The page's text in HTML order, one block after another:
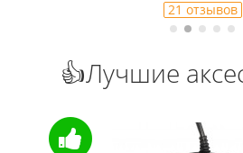
21 отзывов
👍Лучшие